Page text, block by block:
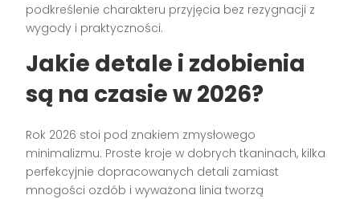
podkreślenie charakteru przyjęcia bez rezygnacji z
wygody i praktyczności.
Jakie detale i zdobienia
są na czasie w 2026?
Rok 2026 stoi pod znakiem zmysłowego
minimalizmu. Proste kroje w dobrych tkaninach, kilka
perfekcyjnie dopracowanych detali zamiast
mnogości ozdób i wyważona linia tworzą